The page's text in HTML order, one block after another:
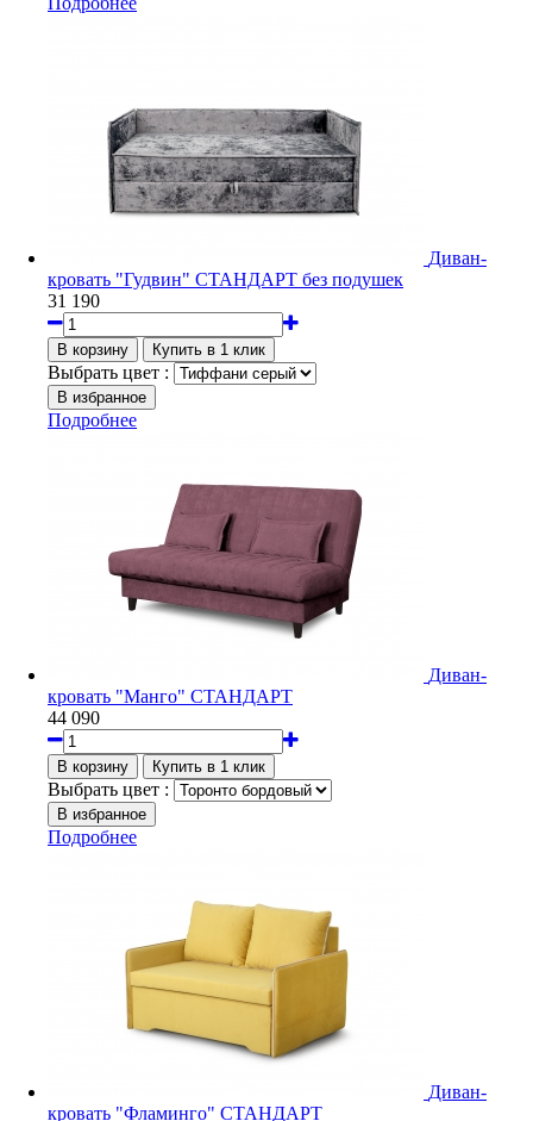
Диван-
кровать "Гудвин" СТАНДАРТ без подушек
31 190
Выбрать цвет :
Подробнее
Диван-
кровать "Манго" СТАНДАРТ
44 090
Выбрать цвет :
Подробнее
Диван-
кровать "Фламинго" СТАНДАРТ